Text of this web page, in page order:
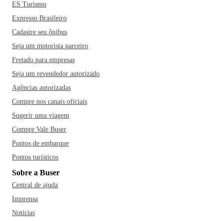
ES Turismo
Expresso Brasileiro
Cadastre seu ônibus
Seja um motorista parceiro
Fretado para empresas
Seja um revendedor autorizado
Agências autorizadas
Compre nos canais oficiais
Sugerir uma viagem
Compre Vale Buser
Pontos de embarque
Pontos turísticos
Sobre a Buser
Central de ajuda
Imprensa
Notícias